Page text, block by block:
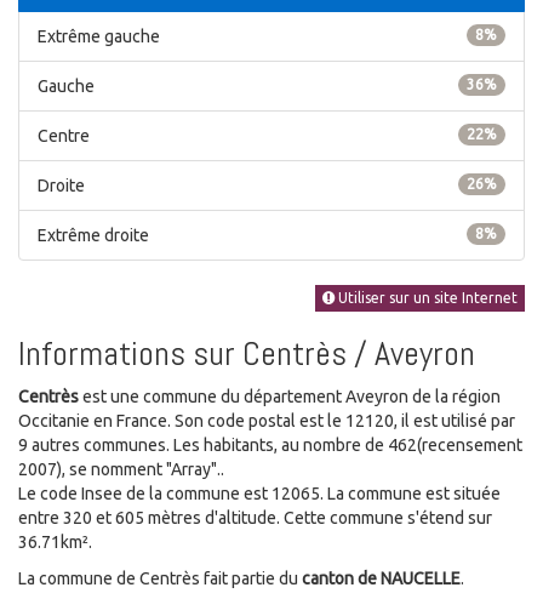
8%
Extrême gauche
36%
Gauche
22%
Centre
26%
Droite
8%
Extrême droite
Utiliser sur un site Internet
Informations sur Centrès / Aveyron
Centrèsest une commune du département Aveyron de la région
Occitanie en France. Son code postal est le 12120, il est utilisé par
9 autres communes. Les habitants, au nombre de 462(recensement
2007), se nomment "Array"..
Le code Insee de la commune est 12065. La commune est située
entre 320 et 605 mètres d'altitude. Cette commune s'étend sur
36.71km².
La commune de Centrès fait partie du canton de NAUCELLE.